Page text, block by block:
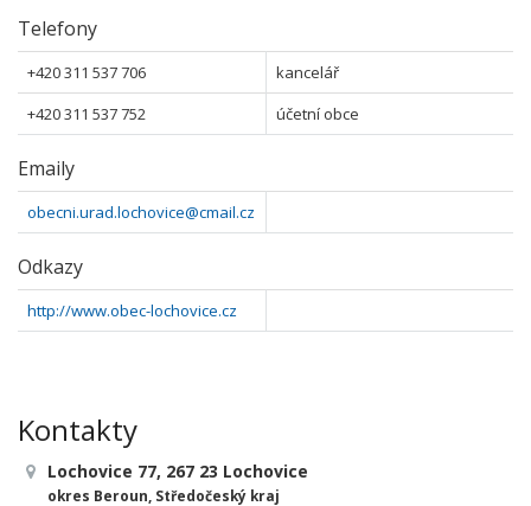
Telefony
+420 311 537 706
kancelář
+420 311 537 752
účetní obce
Emaily
obecni.urad.lochovice@cmail.cz
Odkazy
http://www.obec-lochovice.cz
Kontakty
Lochovice 77, 267 23 Lochovice
okres Beroun, Středočeský kraj